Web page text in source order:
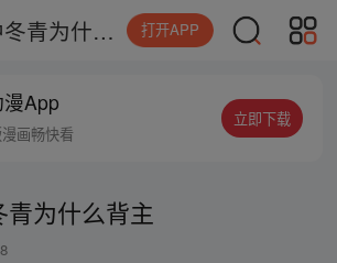
庶女攻略中冬青为什么背主 打开APP
App
画畅快看
立即下载
为什么背主